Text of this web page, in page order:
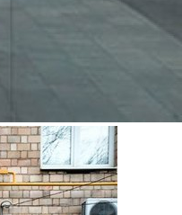
с ошибкой
в России